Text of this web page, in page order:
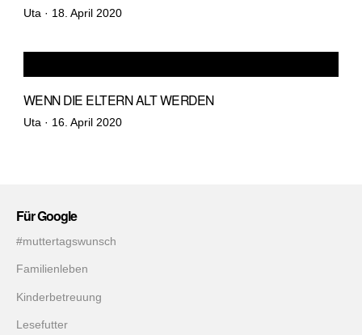
Uta · Veröffentlicht
18. April 2020
WENN DIE ELTERN ALT WERDEN
Uta · Veröffentlicht
16. April 2020
Für Google
#muttertagswunsch
Familienleben
Kinderbetreuung
Lesefutter